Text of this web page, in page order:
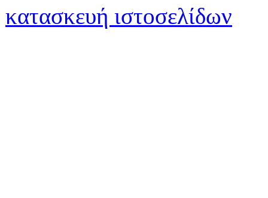
κατασκευή ιστοσελίδων